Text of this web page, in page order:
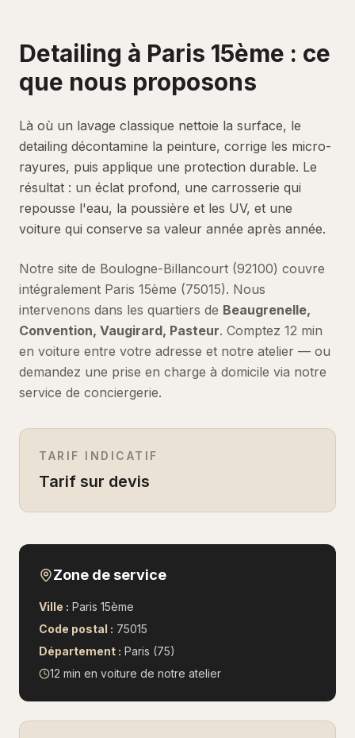
Detailing à Paris 15ème : ce
que nous proposons
Là où un lavage classique nettoie la surface, le
detailing décontamine la peinture, corrige les micro-
rayures, puis applique une protection durable. Le
résultat : un éclat profond, une carrosserie qui
repousse l'eau, la poussière et les UV, et une
voiture qui conserve sa valeur année après année.
Notre site de Boulogne-Billancourt (92100) couvre
intégralement Paris 15ème (75015). Nous
intervenons dans les quartiers de Beaugrenelle,
Convention, Vaugirard, Pasteur. Comptez 12 min
en voiture entre votre adresse et notre atelier — ou
demandez une prise en charge à domicile via notre
service de conciergerie.
TARIF INDICATIF
Tarif sur devis
Zone de service
Ville : Paris 15ème
Code postal : 75015
Département : Paris (75)
12 min en voiture de notre atelier